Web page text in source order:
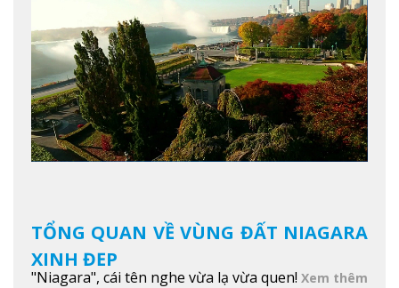
TỔNG QUAN VỀ VÙNG ĐẤT NIAGARA
XINH ĐẸP
"Niagara", cái tên nghe vừa lạ vừa quen! Xem thêm